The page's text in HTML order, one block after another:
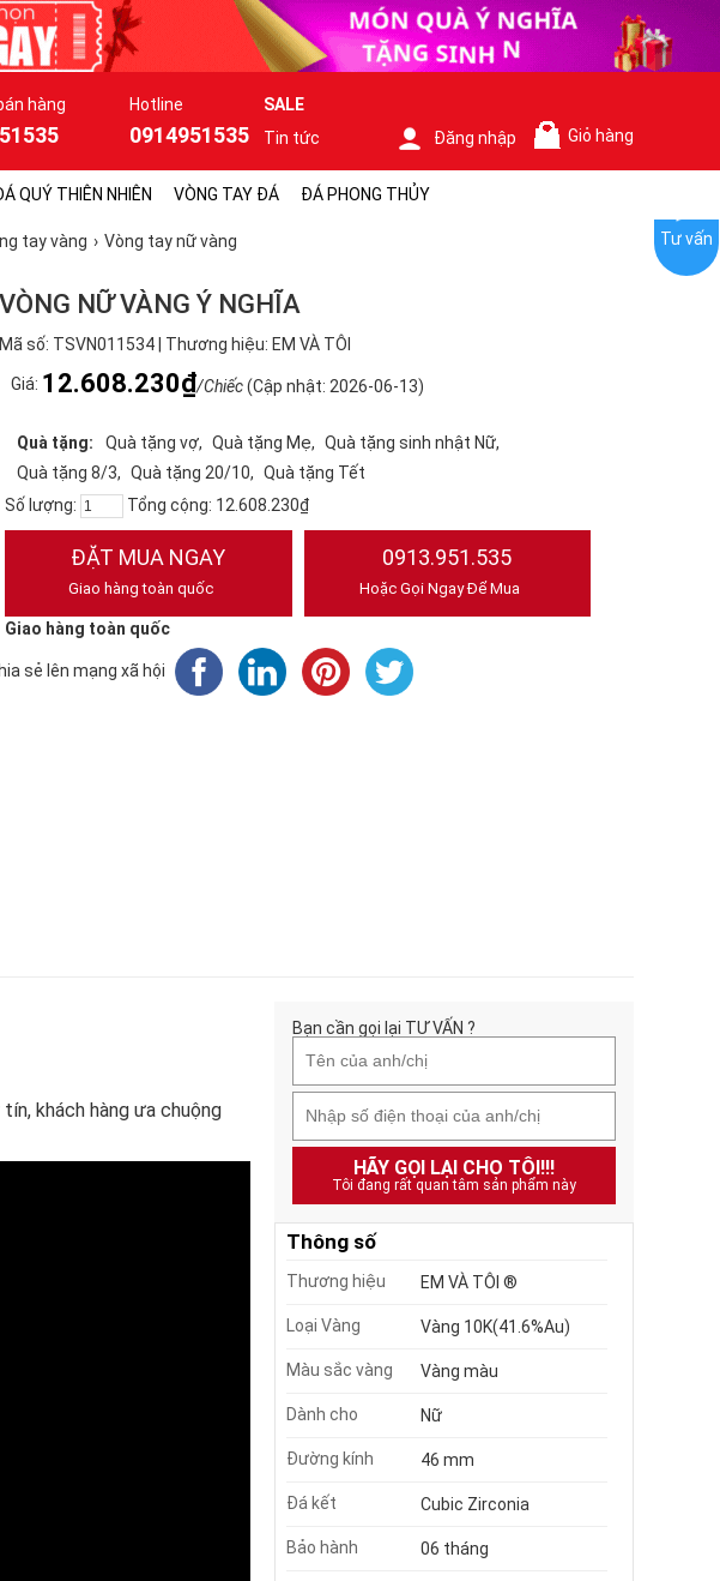
hàng Hotline
0914951535
SALE
Tin tức
Đăng nhập Giỏ hàng
QUÝ THIÊN NHIÊN VÒNG TAY ĐÁ ĐÁ PHONG THỦY
tay vàng Vòng tay nữ vàng
VÒNG NỮ VÀNG Ý NGHĨA
Mã số: TSVN011534 | Thương hiệu: EM VÀ TÔI
Giá: 12.608.230₫/Chiếc(Cập nhật: 2026-06-13)
Quà tặng: Quà tặng vợ Quà tặng Mẹ
Quà tặng sinh nhật Nữ
Quà tặng 8/3
Quà tặng 20/10
Quà tặng Tết
Số lượng:
Tổng cộng: 12.608.230₫
ĐẶT MUA NGAY
Giao hàng toàn quốc
0913.951.535
Hoặc Gọi Ngay Để Mua
Giao hàng toàn quốc
sẻ lên mạng xã hội
khách hàng ưa chuộng
Bạn cần gọi lại TƯ VẤN ?
HÃY GỌI LẠI CHO TÔI!!!
Tôi đang rất quan tâm sản phẩm này
Thông số
Thương hiệu EM VÀ TÔI ®
Loại Vàng Vàng 10K(41.6%Au)
Màu sắc vàng Vàng màu
Dành cho Nữ
Đường kính 46 mm
Đá kết Cubic Zirconia
Bảo hành 06 tháng
Tư vấn